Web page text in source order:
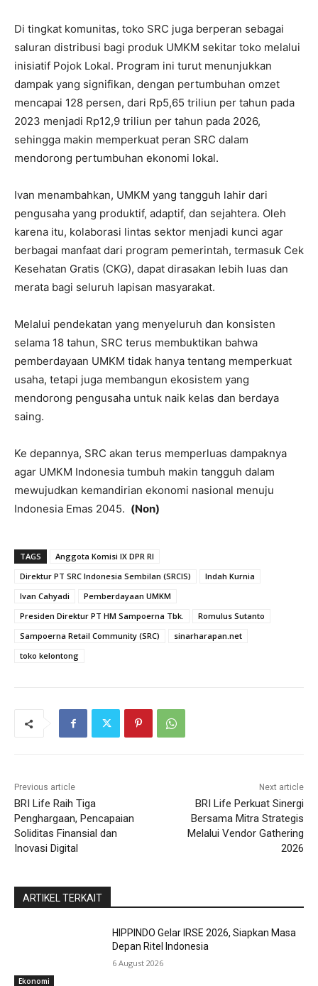
Di tingkat komunitas, toko SRC juga berperan sebagai
saluran distribusi bagi produk UMKM sekitar toko melalui
inisiatif Pojok Lokal. Program ini turut menunjukkan
dampak yang signifikan, dengan pertumbuhan omzet
mencapai 128 persen, dari Rp5,65 triliun per tahun pada
2023 menjadi Rp12,9 triliun per tahun pada 2026,
sehingga makin memperkuat peran SRC dalam
mendorong pertumbuhan ekonomi lokal.
Ivan menambahkan, UMKM yang tangguh lahir dari
pengusaha yang produktif, adaptif, dan sejahtera. Oleh
karena itu, kolaborasi lintas sektor menjadi kunci agar
berbagai manfaat dari program pemerintah, termasuk Cek
Kesehatan Gratis (CKG), dapat dirasakan lebih luas dan
merata bagi seluruh lapisan masyarakat.
Melalui pendekatan yang menyeluruh dan konsisten
selama 18 tahun, SRC terus membuktikan bahwa
pemberdayaan UMKM tidak hanya tentang memperkuat
usaha, tetapi juga membangun ekosistem yang
mendorong pengusaha untuk naik kelas dan berdaya
saing.
Ke depannya, SRC akan terus memperluas dampaknya
agar UMKM Indonesia tumbuh makin tangguh dalam
mewujudkan kemandirian ekonomi nasional menuju
Indonesia Emas 2045. (Non)
TAGS
Anggota Komisi IX DPR RI
Direktur PT SRC Indonesia Sembilan (SRCIS)
Indah Kurnia
Ivan Cahyadi
Pemberdayaan UMKM
Presiden Direktur PT HM Sampoerna Tbk.
Romulus Sutanto
Sampoerna Retail Community (SRC)
sinarharapan.net
toko kelontong
Previous article
BRI Life Raih Tiga
Penghargaan, Pencapaian
Soliditas Finansial dan
Inovasi Digital
Next article
BRI Life Perkuat Sinergi
Bersama Mitra Strategis
Melalui Vendor Gathering
2026
ARTIKEL TERKAIT
Ekonomi
HIPPINDO Gelar IRSE 2026, Siapkan Masa
Depan Ritel Indonesia
6 August 2026